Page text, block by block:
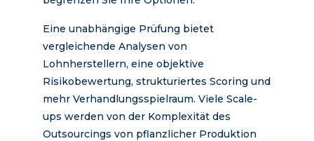
Eine unabhängige Prüfung bietet
vergleichende Analysen von
Lohnherstellern, eine objektive
Risikobewertung, strukturiertes Scoring und
mehr Verhandlungsspielraum. Viele Scale-
ups werden von der Komplexität des
Outsourcings von pflanzlicher Produktion